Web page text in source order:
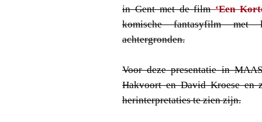
in Gent met de film‘Een
komische fantasyfilm met
achtergronden.
Voor deze presentatie in
Hakvoort en David Kroese en
herinterpretaties te zien zijn.